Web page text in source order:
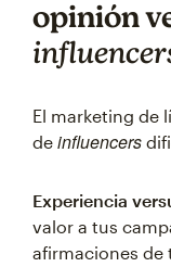
opinión
El marketing de
de influencers
Experiencia
valor a tus
afirmaciones de